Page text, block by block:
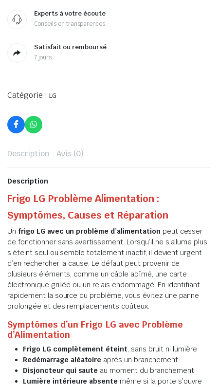
Experts à votre écoute
Conseils en transparences
Satisfait ou remboursé
7 jours
Catégorie : LG
Description Avis (0)
Description
Frigo LG Problème Alimentation :
Symptômes, Causes et Réparation
Un frigo LG avec un problème d’alimentationpeut cesser
de fonctionner sans avertissement. Lorsqu’il ne s’allume plus,
s’éteint seul ou semble totalement inactif, il devient urgent
d’en rechercher la cause. Le défaut peut provenir de
plusieurs éléments, comme un câble abîmé, une carte
électronique grillée ou un relais endommagé. En identifiant
rapidement la source du problème, vous évitez une panne
prolongée et des remplacements coûteux.
Symptômes d’un Frigo LG avec Problème
d’Alimentation
Frigo LG complètement éteint, sans bruit ni lumière
Redémarrage aléatoire après un branchement
Disjoncteur qui saute au moment du branchement
Lumière intérieure absente même si la porte s’ouvre